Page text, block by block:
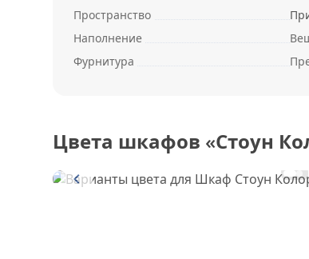
Пространство
Наполнение
Фурнитура
Цвета шкафов «Стоун